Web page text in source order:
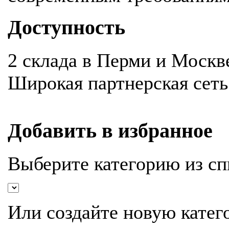
Доступность
2 склада в Перми и
Широкая партнерская
Добавить в избранное
Выберите категорию из
Или создайте новую